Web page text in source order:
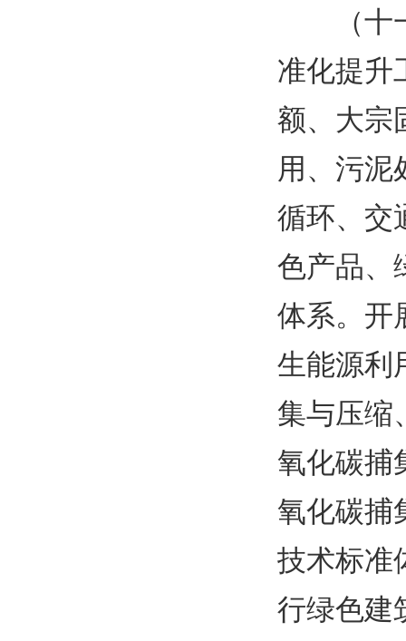
（
准化提升
额、大宗
用、污泥
循环、交
色产品、
体系。开
生能源利
集与压缩
氧化碳捕
氧化碳捕
技术标准
行绿色建